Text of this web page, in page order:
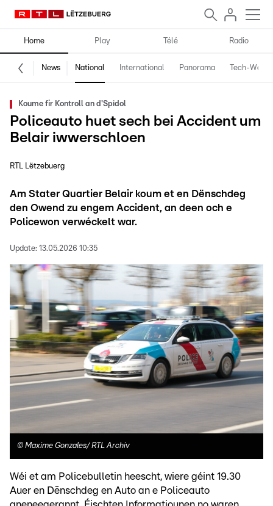
Home Play Télé Radio
News National International Panorama Tech-World
Koume fir Kontroll an d'Spidol
Policeauto huet sech bei Accident um
Belair iwwerschloen
RTL Lëtzebuerg
Am Stater Quartier Belair koum et en Dënschdeg
den Owend zu engem Accident, an deen och e
Policewon verwéckelt war.
Update: 13.05.2026 10:35
© Maxime Gonzales/ RTL Archiv
Wéi et am Policebulletin heescht, wiere géint 19.30
Auer en Dënschdeg en Auto an e Policeauto